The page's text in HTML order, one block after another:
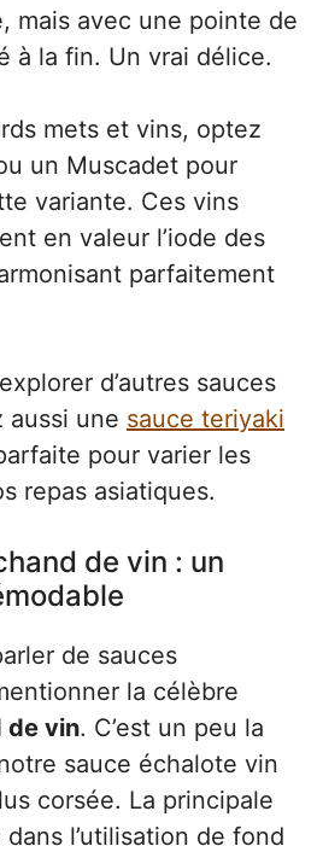
mais avec une pointe de
à la fin. Un vrai délice.
mets et vins, optez
un Muscadet pour
variante. Ces vins
en valeur l’iode des
parfaitement
d’autres sauces
aussi une sauce teriyaki
pour varier les
repas asiatiques.
de vin : un
de sauces
la célèbre
de vin. C’est un peu la
sauce échalote vin
corsée. La principale
l’utilisation de fond